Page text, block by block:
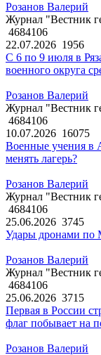
Розанов Валерий
Журнал "Вестник
4684106
22.07.2026 1956
С 6 по 9 июля в
военного округа
Розанов Валерий
Журнал "Вестник
4684106
10.07.2026 16075
Военные учения в
менять лагерь?
Розанов Валерий
Журнал "Вестник
4684106
25.06.2026 3745
Удары дронами по
Розанов Валерий
Журнал "Вестник
4684106
25.06.2026 3715
Первая в России
флаг побывает на
Розанов Валерий